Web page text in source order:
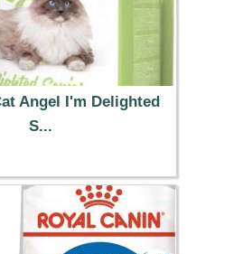
Angel I'm Delighted
S...
41.99 €